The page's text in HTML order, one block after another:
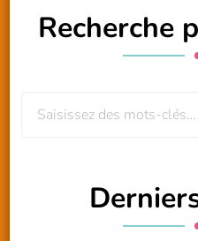
Recherche